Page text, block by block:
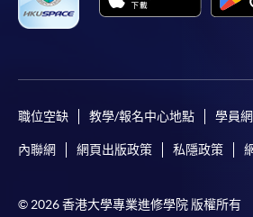
職位空缺 教學/報名中心地點 學員
內聯網 網頁出版政策 私隱政策
© 2026 香港大學專業進修學院 版權所有